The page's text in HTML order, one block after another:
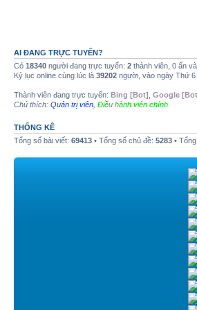
AI ĐANG TRỰC TUYẾN?
Có 18340 người đang trực tuyến: 2 thành viên, 0 ẩn và
Kỷ lục online cùng lúc là 39202 người, vào ngày Thứ 6
Thành viên đang trực tuyến: Bing [Bot] Google
Chú thích: Quản trị viên Điều hành viên chính
THỐNG KÊ
Tổng số bài viết: 69413 • Tổng số chủ đề: 5283 •